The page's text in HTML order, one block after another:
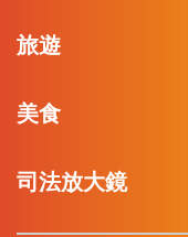
旅遊
美食
司法放大鏡